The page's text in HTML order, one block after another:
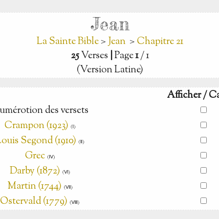
Jean
La Sainte Bible>Jean > Chapitre 21
25Verses |Page1/ 1
(Version Latine)
Afficher /
des versets
Crampon (1923) (Ⅰ)
Segond (1910) (Ⅱ)
Grec (Ⅳ)
Darby (1872) (Ⅵ)
Martin (1744) (Ⅶ)
Ostervald (1779) (Ⅷ)